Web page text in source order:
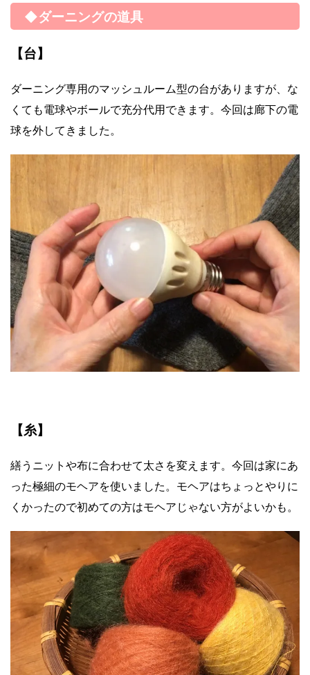
◆ダーニングの道具
【台】
ダーニング専用のマッシュルーム型の台がありますが、な
くても電球やボールで充分代用できます。今回は廊下の電
球を外してきました。
【糸】
繕うニットや布に合わせて太さを変えます。 今回は家にあ
った極細のモヘアを使いました。モヘアはちょっとやりに
くかったので初めての方はモヘアじゃない方がよいかも。